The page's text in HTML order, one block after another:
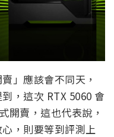
」應該會不同天，
，這次 RTX 5060 會
開賣，這也代表說，
，則要等到評測上